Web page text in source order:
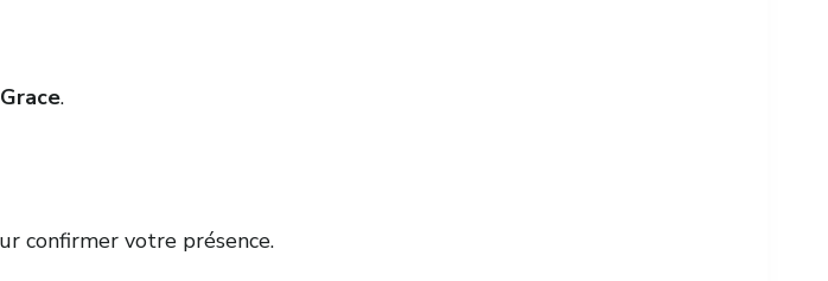
.
confirmer votre présence.